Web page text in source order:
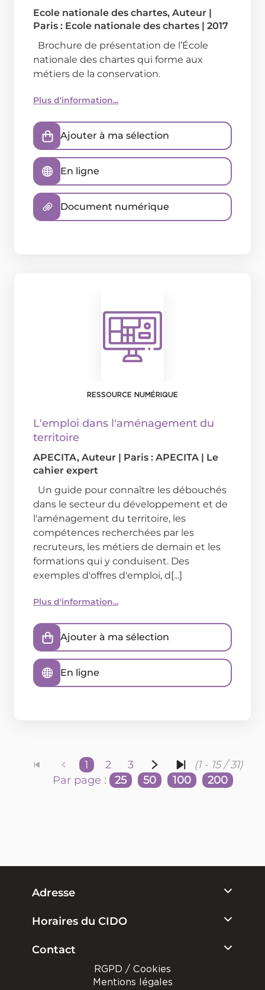
Ecole nationale des chartes, Auteur |
Paris : Ecole nationale des chartes | 2017
Brochure de présentation de l’École
nationale des chartes qui forme aux
métiers de la conservation.
Plus d'information...
Ajouter à ma sélection
En ligne
Document numérique
RESSOURCE NUMÉRIQUE
L'emploi dans l'aménagement du
territoire
APECITA, Auteur | Paris : APECITA | Le
cahier expert
Un guide pour connaître les débouchés
dans le secteur du développement et de
l'aménagement du territoire, les
compétences recherchées par les
recruteurs, les métiers de demain et les
formations qui y conduisent. Des
exemples d'offres d'emploi, d[...]
Plus d'information...
Ajouter à ma sélection
En ligne
1 2 3
(1 - 15 / 31)
Par page :
25 50 100 200
Adresse
Horaires du CIDO
Contact
RGPD / Cookies
Mentions légales